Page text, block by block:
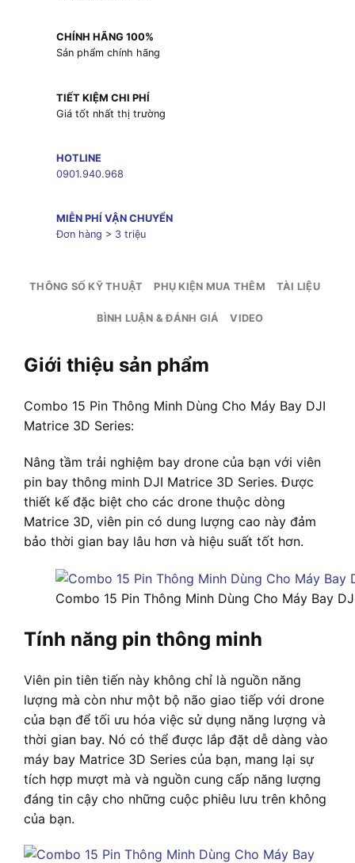
CHÍNH HÃNG 100%
Sản phẩm chính hãng
TIẾT KIỆM CHI PHÍ
Giá tốt nhất thị trường
HOTLINE
0901.940.968
MIỄN PHÍ VẬN CHUYỂN
Đơn hàng > 3 triệu
THÔNG SỐ KỸ THUẬT PHỤ KIỆN MUA THÊM TÀI LIỆU
BÌNH LUẬN & ĐÁNH GIÁ VIDEO
Giới thiệu sản phẩm
Combo 15 Pin Thông Minh Dùng Cho Máy Bay DJI
Matrice 3D Series:
Nâng tầm trải nghiệm bay drone của bạn với viên
pin bay thông minh DJI Matrice 3D Series. Được
thiết kế đặc biệt cho các drone thuộc dòng
Matrice 3D, viên pin có dung lượng cao này đảm
bảo thời gian bay lâu hơn và hiệu suất tốt hơn.
Combo 15 Pin Thông Minh Dùng Cho Máy Bay
Tính năng pin thông minh
Viên pin tiên tiến này không chỉ là nguồn năng
lượng mà còn như một bộ não giao tiếp với drone
của bạn để tối ưu hóa việc sử dụng năng lượng và
thời gian bay. Nó có thể được lắp đặt dễ dàng vào
máy bay Matrice 3D Series của bạn, mang lại sự
tích hợp mượt mà và nguồn cung cấp năng lượng
đáng tin cậy cho những cuộc phiêu lưu trên không
của bạn.